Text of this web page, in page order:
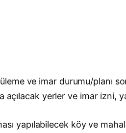
ve imar durumu/planı
açılacak yerler ve imar izni,
yapılabilecek köy ve